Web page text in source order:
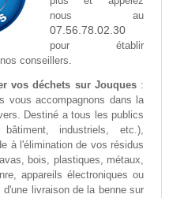
nous au
07.56.78.02.30
pour établir
conseillers.
vos déchets sur Jouques:
vous accompagnons dans la
Destiné a tous les publics
industriels, etc.),
à l'élimination de vos résidus
bois, plastiques, métaux,
appareils électroniques ou
livraison de la benne sur